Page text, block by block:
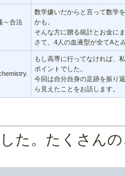
～合法
数学嫌いだからと言って数学
かも。
そんな方に贈る統計とお金に
さて、4人の血液型が全てAと
もし高専に行ってなければ、
ポイントでした。
今回は自分自身の足跡を振り
ら見えたことをお話します。
た。たくさん